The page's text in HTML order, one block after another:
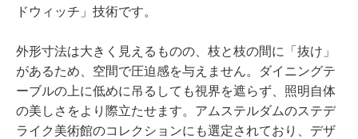
ドウィッチ」技術です。
外形寸法は大きく見えるものの、枝と枝の間に「抜け」
があるため、空間で圧迫感を与えません。ダイニングテ
ーブルの上に低めに吊るしても視界を遮らず、照明自体
の美しさをより際立たせます。アムステルダムのステデ
ライク美術館のコレクションにも選定されており、デザ